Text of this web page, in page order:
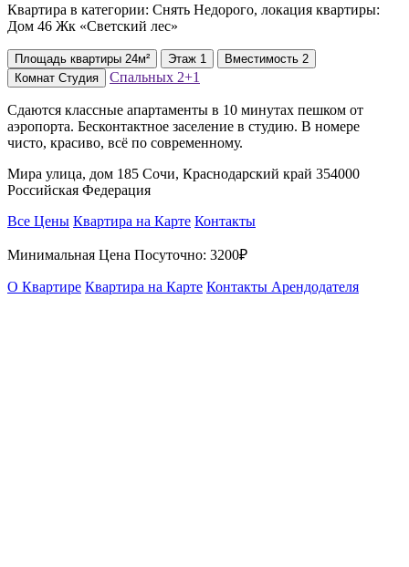
Квартира в категории: Снять Недорого, локация квартиры:
Дом 46 Жк «Светский лес»
Площадь квартиры 24м² Этаж 1 Вместимость 2
Комнат Студия Спальных 2+1
Сдаются классные апартаменты в 10 минутах пешком от
аэропорта. Бесконтактное заселение в студию. В номере
чисто, красиво, всё по современному.
Мира улица, дом 185 Сочи, Краснодарский край 354000
Российская Федерация
Все Цены Квартира на Карте Контакты
Минимальная Цена Посуточно: 3200₽
О Квартире Квартира на Карте Контакты Арендодателя